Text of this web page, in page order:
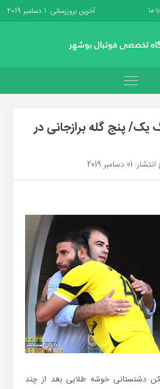
ما آخرین بروزرسانی: 1 دسامبر 2019
یک/ پنج گله برازجانی در
01 دسامبر 2019
دشتستانی خوشه طلایی بعد از چند